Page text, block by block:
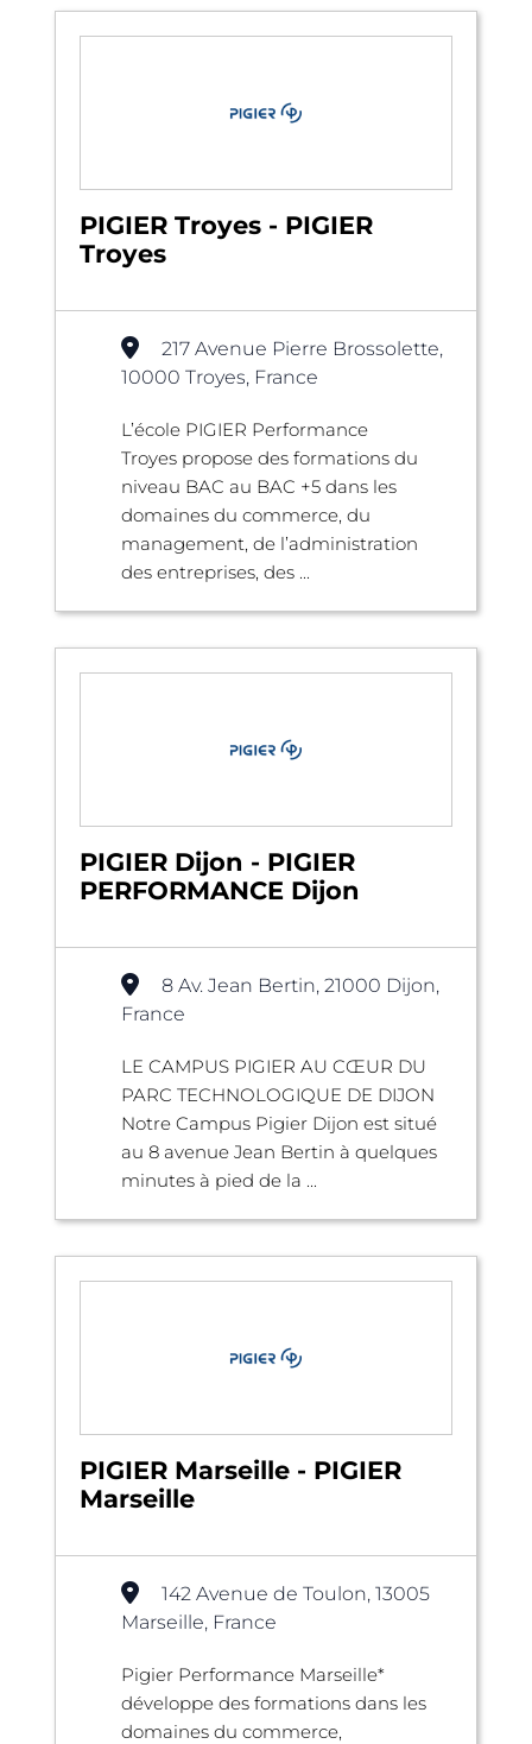
PIGIER Troyes - PIGIER
Troyes
217 Avenue Pierre Brossolette,
10000 Troyes, France
L’école PIGIER Performance
Troyes propose des formations du
niveau BAC au BAC +5 dans les
domaines du commerce, du
management, de l’administration
des entreprises, des ...
PIGIER Dijon - PIGIER
PERFORMANCE Dijon
8 Av. Jean Bertin, 21000 Dijon,
France
LE CAMPUS PIGIER AU CŒUR DU
PARC TECHNOLOGIQUE DE DIJON
Notre Campus Pigier Dijon est situé
au 8 avenue Jean Bertin à quelques
minutes à pied de la ...
PIGIER Marseille - PIGIER
Marseille
142 Avenue de Toulon, 13005
Marseille, France
Pigier Performance Marseille*
développe des formations dans les
domaines du commerce,